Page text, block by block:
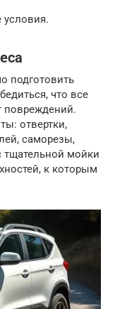
условия.
подготовить
что все
повреждений.
отвертки,
саморезы,
тщательной мойки
к которым